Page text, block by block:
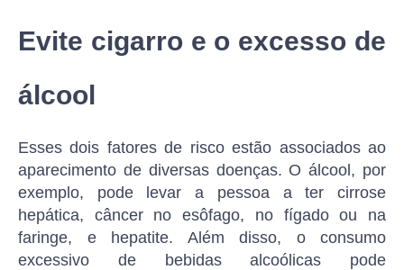
Evite cigarro e o excesso de
álcool
Esses dois fatores de risco estão associados ao
aparecimento de diversas doenças. O álcool, por
exemplo, pode levar a pessoa a ter cirrose
hepática, câncer no esôfago, no fígado ou na
faringe, e hepatite. Além disso, o consumo
excessivo de bebidas alcoólicas pode